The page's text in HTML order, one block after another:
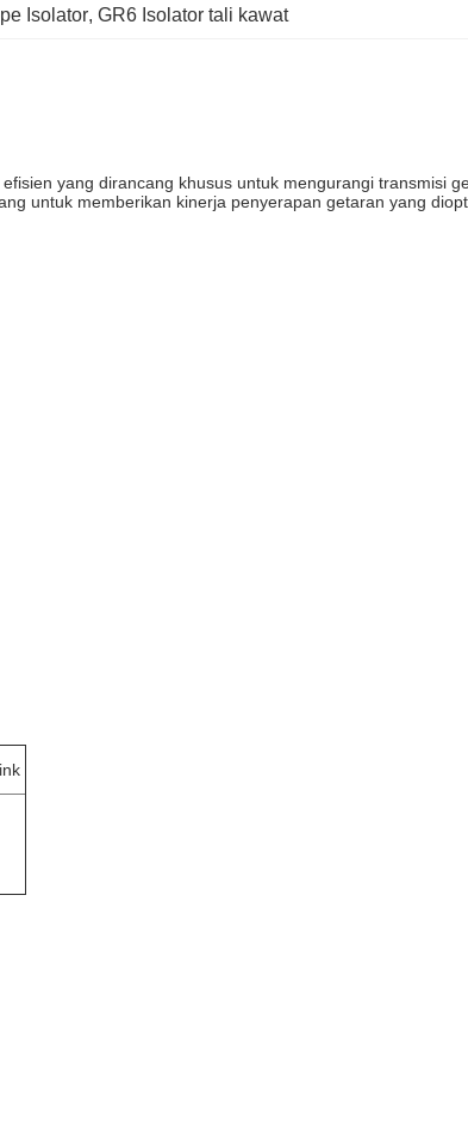
Isolator, GR6 Isolator tali kawat
yang dirancang khusus untuk mengurangi transmisi
untuk memberikan kinerja penyerapan getaran yang